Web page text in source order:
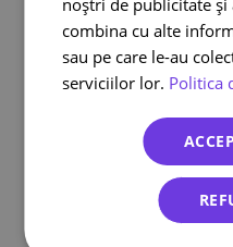
Curier online
DPD curier
Cargus Ship & Go
Lockere FANbox
Transport bicicleta
Cargus livreaza
noștri de publicitate și
combina cu alte
sau pe care le-au
serviciilor lor. Politica